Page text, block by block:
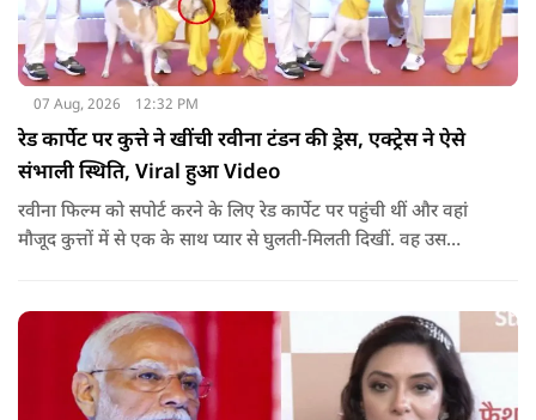
07 Aug, 2026 12:32 PM
रेड कार्पेट पर कुत्ते ने खींची रवीना टंडन की ड्रेस, एक्ट्रेस ने ऐसे
संभाली स्थिति, Viral हुआ Video
रवीना फिल्म को सपोर्ट करने के लिए रेड कार्पेट पर पहुंची थीं और वहां
मौजूद कुत्तों में से एक के साथ प्यार से घुलती-मिलती दिखीं. वह उस
खड़ी हुईं, तो कुत्ते का ध्यान उनकी पीली ड्रेस की लटकती हुई डोरी और
आस्तीन पर चला गया.